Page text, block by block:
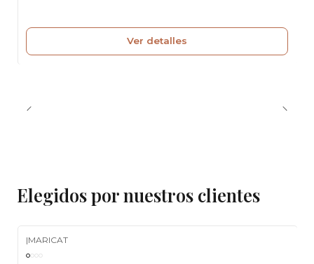
Ver detalles
Elegidos por nuestros clientes
|MARICAT